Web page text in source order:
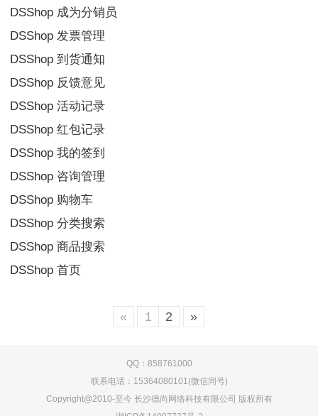
DSShop 成为分销员
DSShop 发票管理
DSShop 到货通知
DSShop 反馈意见
DSShop 活动记录
DSShop 红包记录
DSShop 我的签到
DSShop 咨询管理
DSShop 购物车
DSShop 分类搜索
DSShop 商品搜索
DSShop 首页
« 1 2 »
QQ：858761000
联系电话：15364080101(微信同号)
Copyright@2010-至今 长沙德尚网络科技有限公司 版权所有